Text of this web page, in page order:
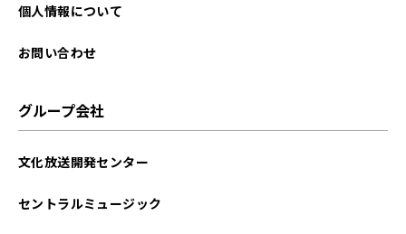
個人情報について
お問い合わせ
グループ会社
文化放送開発センター
セントラルミュージック